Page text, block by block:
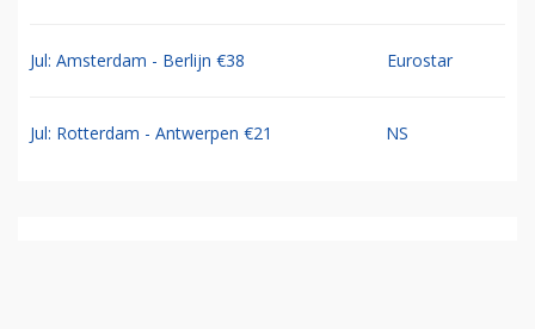
Jul: Amsterdam - Berlijn €38 Eurostar
Jul: Rotterdam - Antwerpen €21 NS